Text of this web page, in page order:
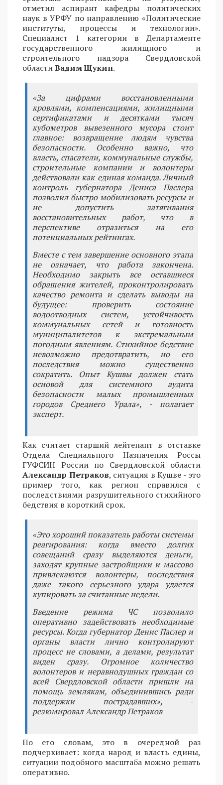
отметил аспирант кафедры политических
наук в УРФУ по направлению «Политические
институты, процессы и технологии».
Специалист 1 категории в Департаменте
государственного жилищного и
строительного надзора Свердловской
областиВадим Щукин.
«За цифрами восстановленными
кровлями, компенсациями, жилищными
сертификатами и десятками тысяч
кубометров вывезенного мусора стоит
главное: возвращение людям чувства
безопасности. Особенно важно, что
власть, спасатели, коммунальные службы,
строительные компании и волонтеры
действовали как единая команда. Личный
контроль губернатора Дениса Паслера
позволил быстро мобилизовать ресурсы и
не допустить затягивания
восстановительных работ, что в
перспективе отразиться на его
потенциальных рейтингах.
Вместе с тем завершение основного этапа
не означает, что работа закончена.
Необходимо закрыть все оставшиеся
обращения жителей, проконтролировать
качество ремонта и сделать выводы на
будущее: проверить состояние
водоотводных систем, устойчивость
коммунальных сетей и готовность
муниципалитетов к экстремальным
погодным явлениям. Стихийное бедствие
невозможно предотвратить, но его
последствия можно существенно
сократить. Опыт Кушвы должен стать
основой для системного аудита
безопасности малых промышленных
городов Среднего Урала», - полагает
эксперт.
Как считает старший лейтенант в отставке
Отдела Специального Назначения Россы
ГУФСИН России по Свердловской области
Александр Петраков, ситуация в Кушве - это
пример того, как регион справился с
последствиями разрушительного стихийного
бедствия в короткий срок.
«Это хороший показатель работы системы
реагирования: когда вместо долгих
совещаний сразу выделяются деньги,
заходят крупные застройщики и массово
привлекаются волонтеры, последствия
даже такого серьезного удара удается
купировать за считанные недели.
Введение режима ЧС позволило
оперативно задействовать необходимые
ресурсы. Когда губернатор Денис Паслер и
органы власти лично контролируют
процесс не словами, а делами, результат
виден сразу. Огромное количество
волонтеров и неравнодушных граждан со
всей Свердловской области пришли на
помощь землякам, объединившись ради
поддержки пострадавших», -
резюмировал Александр Петраков
По его словам, это в очередной раз
подчеркивает: когда народ и власть едины,
ситуации подобного масштаба можно решать
оперативно.